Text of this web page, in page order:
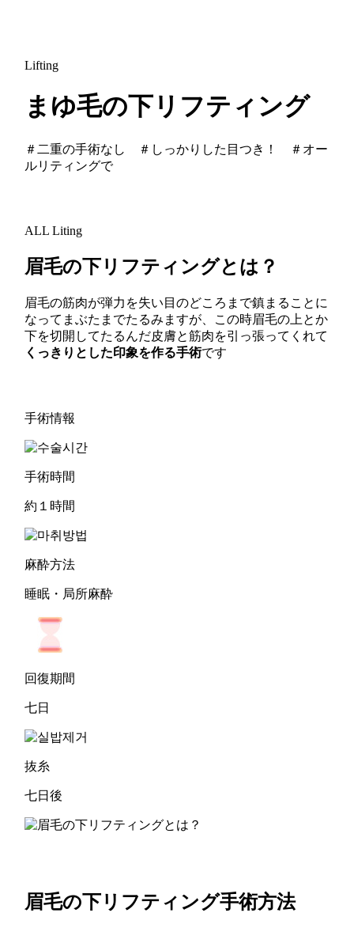
Lifting
まゆ毛の下リフティング
＃二重の手術なし ＃しっかりした目つき！ ＃オー
ルリティングで
ALL Liting
眉毛の下リフティングとは？
眉毛の筋肉が弾力を失い目のどころまで鎮まることに
なってまぶたまでたるみますが、この時眉毛の上とか
下を切開してたるんだ皮膚と筋肉を引っ張ってくれて
くっきりとした印象を作る手術です
手術情報
手術時間
約１時間
麻酔方法
睡眠・局所麻酔
回復期間
七日
抜糸
七日後
眉毛の下リフティング手術方法